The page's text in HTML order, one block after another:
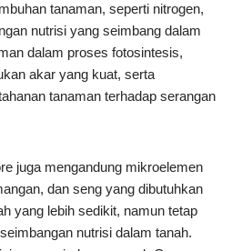
tanaman, seperti nitrogen,
nutrisi yang seimbang dalam
dalam proses fotosintesis,
akar yang kuat, serta
tanaman terhadap serangan
juga mengandung mikroelemen
dan seng yang dibutuhkan
yang lebih sedikit, namun tetap
nutrisi dalam tanah.